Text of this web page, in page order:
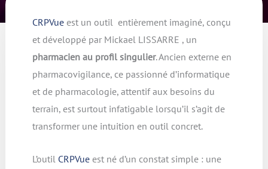
CRPVueest un outil entièrement imaginé, conçu
et développé par Mickael LISSARRE , un
pharmacien au profil singulier. Ancien externe en
pharmacovigilance, ce passionné d’informatique
et de pharmacologie, attentif aux besoins du
terrain, est surtout infatigable lorsqu’il s’agit de
transformer une intuition en outil concret.
L’outil CRPVueest né d’un constat simple : une